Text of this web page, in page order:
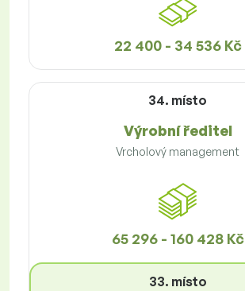
22 400 - 34 536 Kč
34. místo
Výrobní ředitel
Vrcholový management
65 296 - 160 428 Kč
33. místo